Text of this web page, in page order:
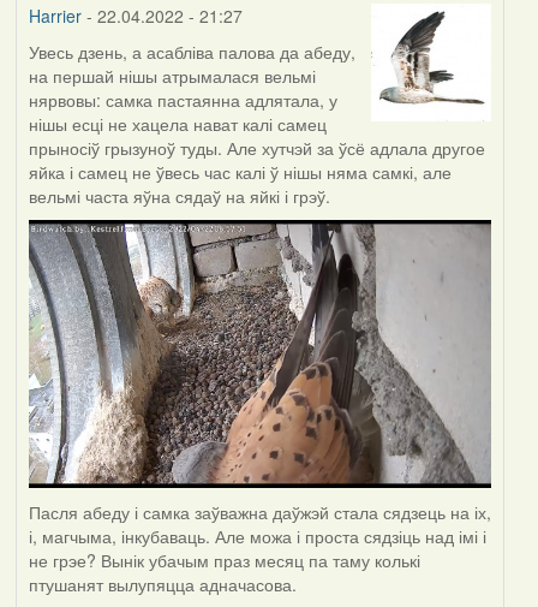
Harrier- 22.04.2022 - 21:27
Увесь дзень, а асабліва палова да абеду,
на першай нішы атрымалася вельмі
нярвовы: самка пастаянна адлятала, у
нішы есці не хацела нават калі самец
прыносіў грызуноў туды. Але хутчэй за ўсё адлала другое
яйка і самец не ўвесь час калі ў нішы няма самкі, але
вельмі часта яўна сядаў на яйкі і грэў.
Пасля абеду і самка заўважна даўжэй стала сядзець на іх,
і, магчыма, інкубаваць. Але можа і проста сядзіць над імі і
не грэе? Вынік убачым праз месяц па таму колькі
птушанят вылупяцца адначасова.